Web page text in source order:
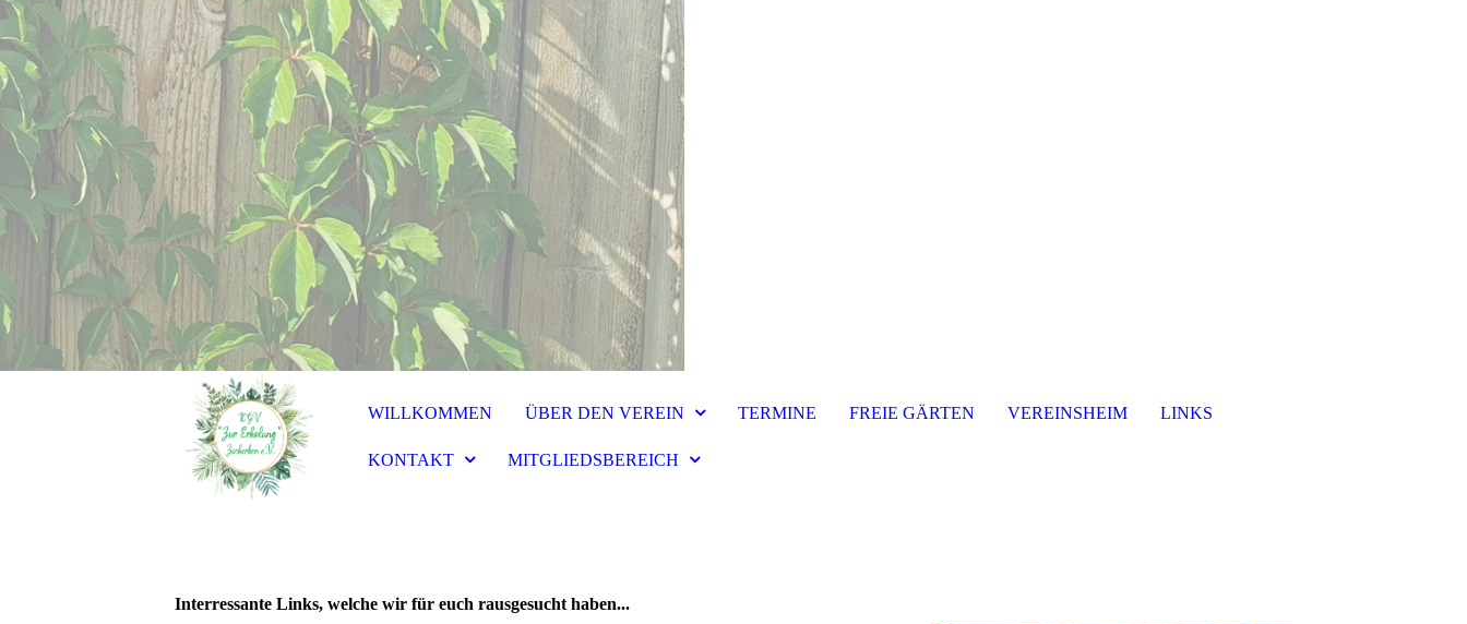
WILLKOMMEN ÜBER DEN VEREIN TERMINE FREIE GÄRTEN VEREINSHEIM LINKS
KONTAKT MITGLIEDSBEREICH
Interressante Links, welche wir für euch rausgesucht haben...